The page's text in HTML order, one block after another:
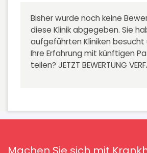
Bisher wurde noch keine
diese Klinik abgegeben. Sie
aufgeführten Kliniken
Ihre Erfahrung mit künftigen
teilen? JETZT BEWERTUNG